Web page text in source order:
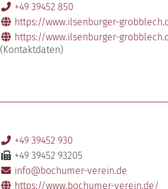
+49 39452 850
https://www.ilsenburger-
https://www.ilsenburger-
(Kontaktdaten)
+49 39452 930
+49 39452 93205
info@bochumer-verein.de
https://www.bochumer-verein.de/